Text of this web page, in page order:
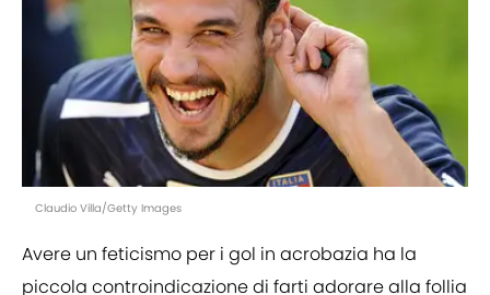
Claudio Villa/Getty Images
Avere un feticismo per i gol in acrobazia ha la
piccola controindicazione di farti adorare alla follia